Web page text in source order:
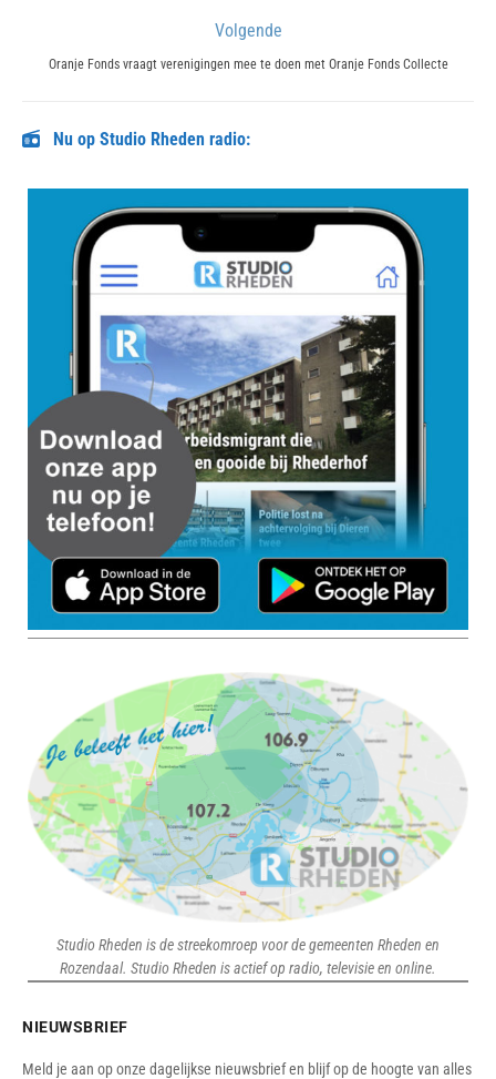
Volgende
Next
Oranje Fonds vraagt verenigingen mee te doen met Oranje Fonds Collecte
Nu op Studio Rheden radio:
Studio Rheden is de streekomroep voor de gemeenten Rheden en
Rozendaal. Studio Rheden is actief op radio, televisie en online.
NIEUWSBRIEF
Meld je aan op onze dagelijkse nieuwsbrief en blijf op de hoogte van alles